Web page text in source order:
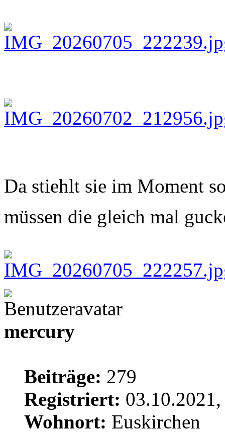
Da stiehlt sie im Moment
müssen die gleich mal
mercury
Beiträge: 279
Registriert:
Wohnort: Euskirchen